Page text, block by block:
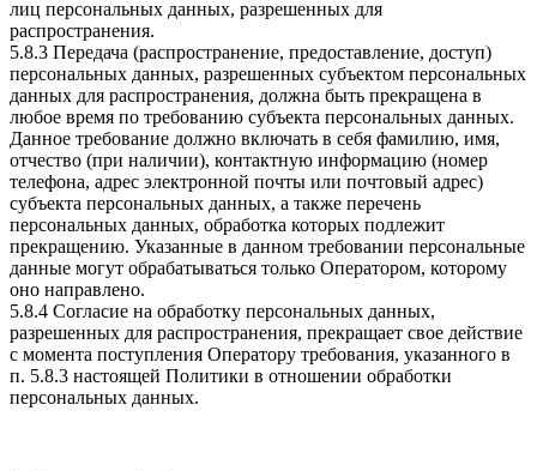
лиц персональных данных, разрешенных для
распространения.
5.8.3 Передача (распространение, предоставление, доступ)
персональных данных, разрешенных субъектом персональных
данных для распространения, должна быть прекращена в
любое время по требованию субъекта персональных данных.
Данное требование должно включать в себя фамилию, имя,
отчество (при наличии), контактную информацию (номер
телефона, адрес электронной почты или почтовый адрес)
субъекта персональных данных, а также перечень
персональных данных, обработка которых подлежит
прекращению. Указанные в данном требовании персональные
данные могут обрабатываться только Оператором, которому
оно направлено.
5.8.4 Согласие на обработку персональных данных,
разрешенных для распространения, прекращает свое действие
с момента поступления Оператору требования, указанного в
п. 5.8.3 настоящей Политики в отношении обработки
персональных данных.